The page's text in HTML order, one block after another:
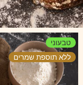
טבעוני
ללא תוספת שמרים